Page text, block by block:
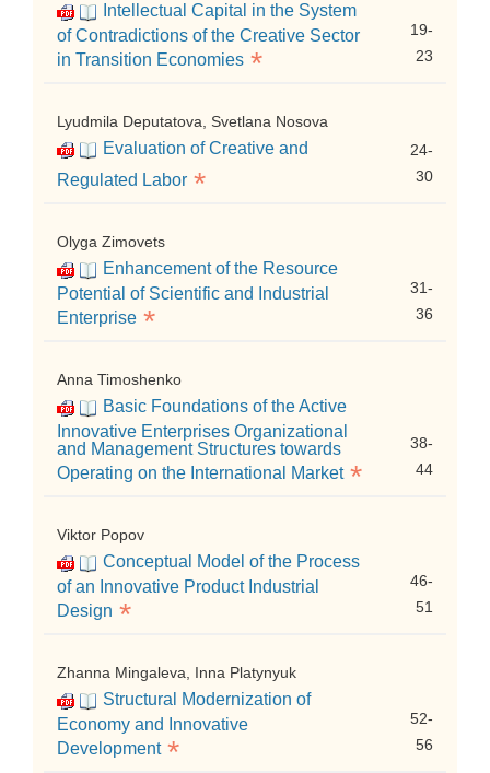
Intellectual Capital in the System
of Contradictions of the Creative Sector
in Transition Economies *
19-
23
Lyudmila Deputatova, Svetlana Nosova
Evaluation of Creative and
Regulated Labor *
24-
30
Olyga Zimovets
Enhancement of the Resource
Potential of Scientific and Industrial
Enterprise *
31-
36
Anna Timoshenko
Basic Foundations of the Active
Innovative Enterprises Organizational
and Management Structures towards
Operating on the International Market *
38-
44
Viktor Popov
Conceptual Model of the Process
of an Innovative Product Industrial
Design *
46-
51
Zhanna Mingaleva, Inna Platynyuk
Structural Modernization of
Economy and Innovative
Development *
52-
56